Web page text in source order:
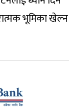
भूमिका खेल्न